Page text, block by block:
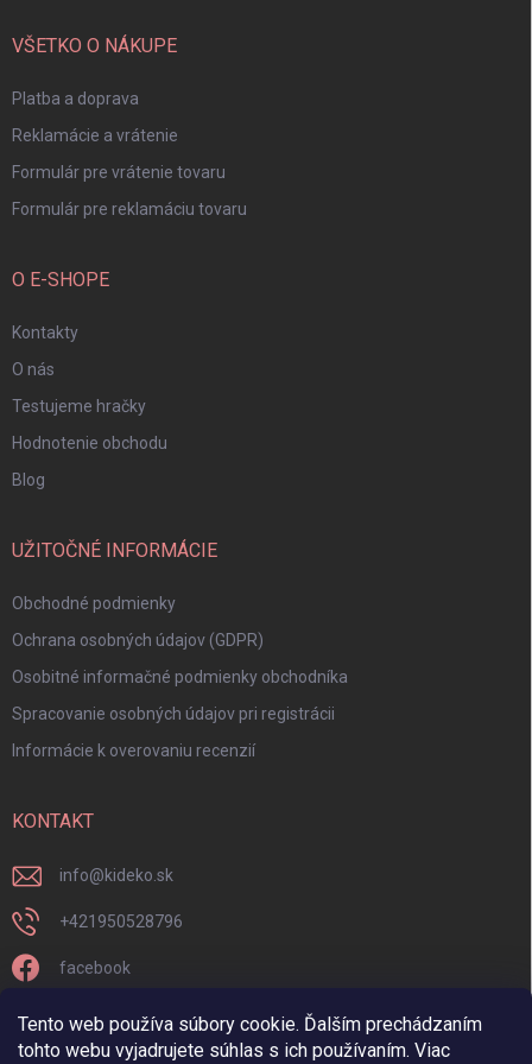
Tento web používa súbory cookie. Ďalším prechádzaním
tohto webu vyjadrujete súhlas s ich používaním. Viac
VŠETKO O NÁKUPE
Platba a doprava
Reklamácie a vrátenie
Formulár pre vrátenie tovaru
Formulár pre reklamáciu tovaru
O E-SHOPE
Kontakty
O nás
Testujeme hračky
Hodnotenie obchodu
Blog
UŽITOČNÉ INFORMÁCIE
Obchodné podmienky
Ochrana osobných údajov (GDPR)
Osobitné informačné podmienky obchodníka
Spracovanie osobných údajov pri registrácii
Informácie k overovaniu recenzií
KONTAKT
info@kideko.sk
+421950528796
facebook
kideko.sk/